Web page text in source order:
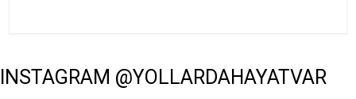
INSTAGRAM @YOLLARDAHAYATVAR